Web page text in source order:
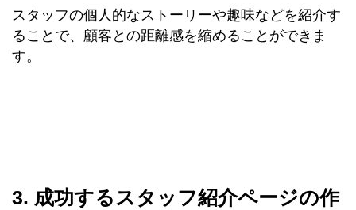
スタッフの個人的なストーリーや趣味などを紹介す
ることで、顧客との距離感を縮めることができま
す。
3. 成功するスタッフ紹介ページの作